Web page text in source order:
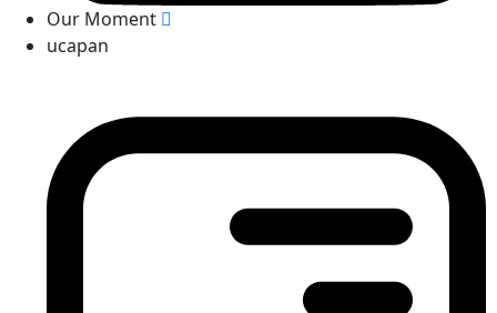
Our Moment
ucapan